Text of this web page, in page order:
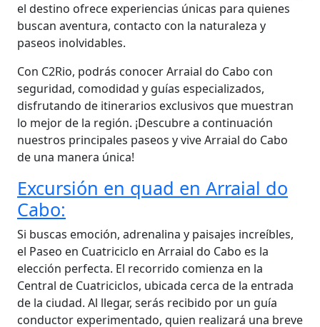
el destino ofrece experiencias únicas para quienes
buscan aventura, contacto con la naturaleza y
paseos inolvidables.
Con C2Rio, podrás conocer Arraial do Cabo con
seguridad, comodidad y guías especializados,
disfrutando de itinerarios exclusivos que muestran
lo mejor de la región. ¡Descubre a continuación
nuestros principales paseos y vive Arraial do Cabo
de una manera única!
Excursión en quad en Arraial do
Cabo:
Si buscas emoción, adrenalina y paisajes increíbles,
el Paseo en Cuatriciclo en Arraial do Cabo es la
elección perfecta. El recorrido comienza en la
Central de Cuatriciclos, ubicada cerca de la entrada
de la ciudad. Al llegar, serás recibido por un guía
conductor experimentado, quien realizará una breve